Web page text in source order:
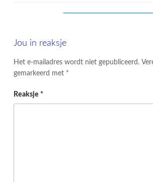
Jou in reaksje
Het e-mailadres wordt niet gepubliceerd.
gemarkeerd met *
Reaksje *